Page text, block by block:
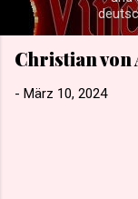
Christian von
- März 10, 2024